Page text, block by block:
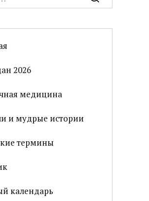
2026
медицина
и мудрые истории
термины
календарь